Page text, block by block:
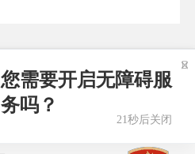
您需要开启无障碍服
务吗？
20秒后关闭
